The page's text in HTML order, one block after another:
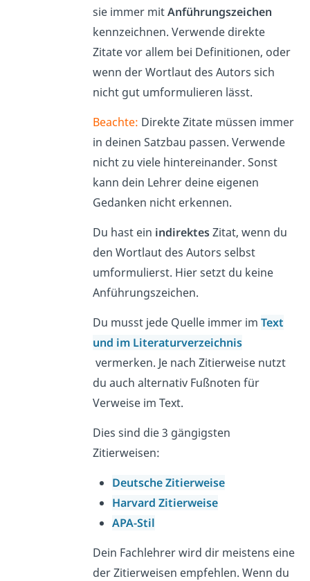
sie immer mitAnführungszeichen
kennzeichnen. Verwende direkte
Zitate vor allem bei Definitionen, oder
wenn der Wortlaut des Autors sich
nicht gut umformulieren lässt.
Beachte: Direkte Zitate müssen immer
in deinen Satzbau passen. Verwende
nicht zu viele hintereinander. Sonst
kann dein Lehrer deine eigenen
Gedanken nicht erkennen.
Du hast ein indirektesZitat, wenn du
den Wortlaut des Autors selbst
umformulierst. Hier setzt du keine
Anführungszeichen.
Du musst jede Quelle immer im Text
und im Literaturverzeichnis
vermerken. Je nach Zitierweise nutzt
du auch alternativ Fußnoten für
Verweise im Text.
Dies sind die 3 gängigsten
Zitierweisen:
Deutsche Zitierweise
Harvard Zitierweise
APA-Stil
Dein Fachlehrer wird dir meistens eine
der Zitierweisen empfehlen. Wenn du